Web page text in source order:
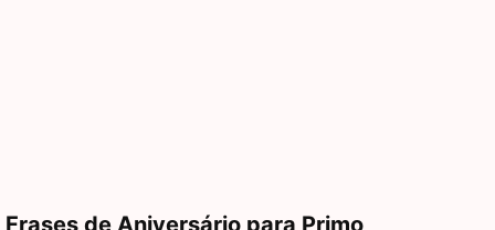
Frases de Aniversário para Primo